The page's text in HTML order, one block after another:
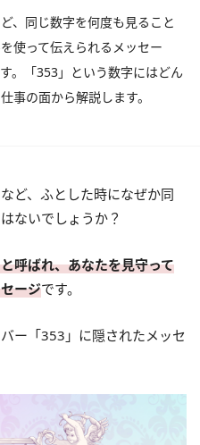
、同じ数字を何度も見ること
使って伝えられるメッセー
。「353」という数字にはどん
事の面から解説します。
ど、ふとした時になぜか同
ないでしょうか？
呼ばれ、あなたを見守って
ージです。
ー「353」に隠されたメッセ